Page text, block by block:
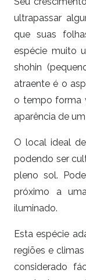
ultrapassar
que suas
espécie muito
shohin
atraente é o
o tempo forma
aparência de
O local ideal
podendo ser
pleno sol.
próximo a
iluminado.
Esta espécie
regiões e
considerado